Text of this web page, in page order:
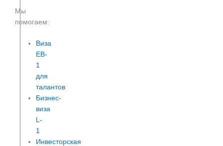
Мы
помогаем:
Виза
EB-
1
для
талантов
Бизнес-
виза
L-
1
Инвесторская